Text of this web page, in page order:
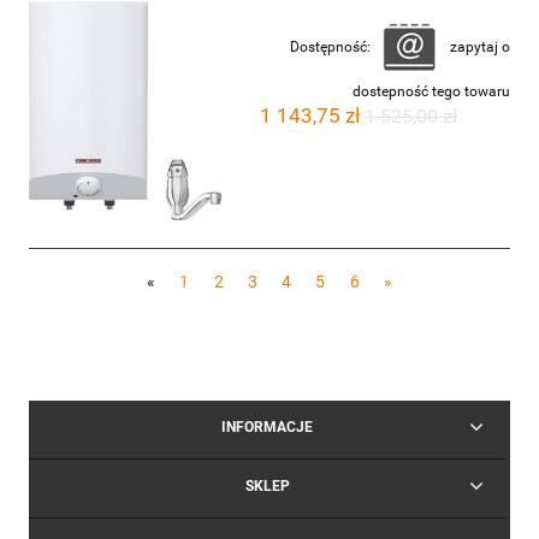
Dostępność: zapytaj o
dostepność tego towaru
1 143,75 zł1 525,00 zł
« 1 2 3 4 5 6 »
INFORMACJE
SKLEP